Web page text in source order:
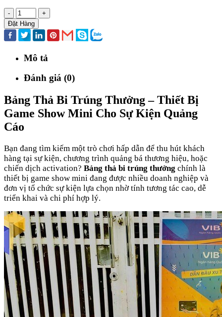
-
+
Đặt Hàng
Mô tả
Đánh giá (0)
Bảng Thả Bi Trúng Thưởng – Thiết Bị
Game Show Mini Cho Sự Kiện Quảng
Cáo
Bạn đang tìm kiếm một trò chơi hấp dẫn để thu hút khách
hàng tại sự kiện, chương trình quảng bá thương hiệu, hoặc
chiến dịch activation? Bảng thả bi trúng thưởng chính là
thiết bị game show mini đang được nhiều doanh nghiệp và
đơn vị tổ chức sự kiện lựa chọn nhờ tính tương tác cao, dễ
triển khai và chi phí hợp lý.